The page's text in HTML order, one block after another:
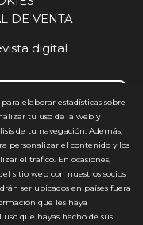
DE VENTA
digital
de privacidad(requerido)
elaborar estadísticas sobre
tu uso de la web y
de tu navegación. Además,
personalizar el contenido y los
el tráfico. En ocasiones,
sitio web con nuestros socios
ser ubicados en países fuera
que les haya
que hayas hecho de sus